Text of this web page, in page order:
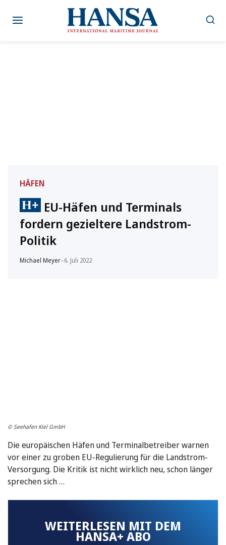
Inhalt
HÄFEN
EU-Häfen und Terminals
fordern gezieltere Landstrom-
Politik
Michael Meyer–6. Juli 2022
© Seehafen Kiel GmbH
Die europäischen Häfen und Terminalbetreiber warnen
vor einer zu groben EU-Regulierung für die Landstrom-
Versorgung. Die Kritik ist nicht wirklich neu, schon länger
sprechen sich …
WEITERLESEN MIT DEM
HANSA+ ABO